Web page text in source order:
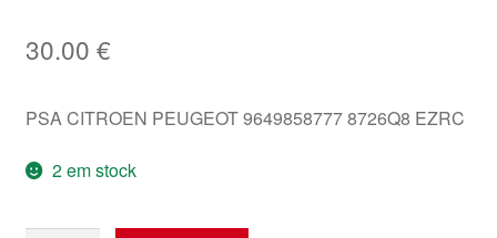
30.00 €
PSA CITROEN PEUGEOT 9649858777 8726Q8 EZRC
2 em stock